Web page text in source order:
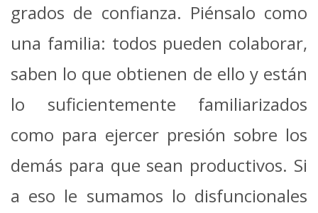
grados de confianza. Piénsalo como
una familia: todos pueden colaborar,
saben lo que obtienen de ello y están
lo suficientemente familiarizados
como para ejercer presión sobre los
demás para que sean productivos. Si
a eso le sumamos lo disfuncionales